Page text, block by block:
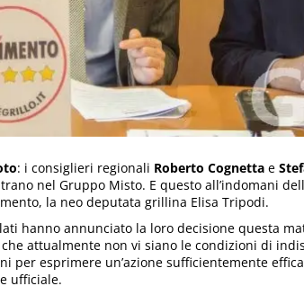
: i consiglieri regionali Roberto Cognetta e
nel Gruppo Misto. E questo all’indomani
la neo deputata grillina Elisa Tripodi.
hanno annunciato la loro decisione questa
attualmente non vi siano le condizioni di
per esprimere un’azione sufficientemente
ufficiale.